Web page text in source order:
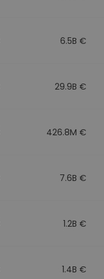
6.5B €
29.9B €
426.8M €
7.6B €
1.2B €
1.4B €